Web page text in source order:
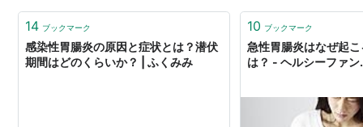
14 ブックマーク
感染性胃腸炎の原因と症状とは？潜伏
期間はどのくらいか？ | ふくみみ
10 ブックマーク
急性胃腸炎はなぜ起
は？ - ヘルシーファ